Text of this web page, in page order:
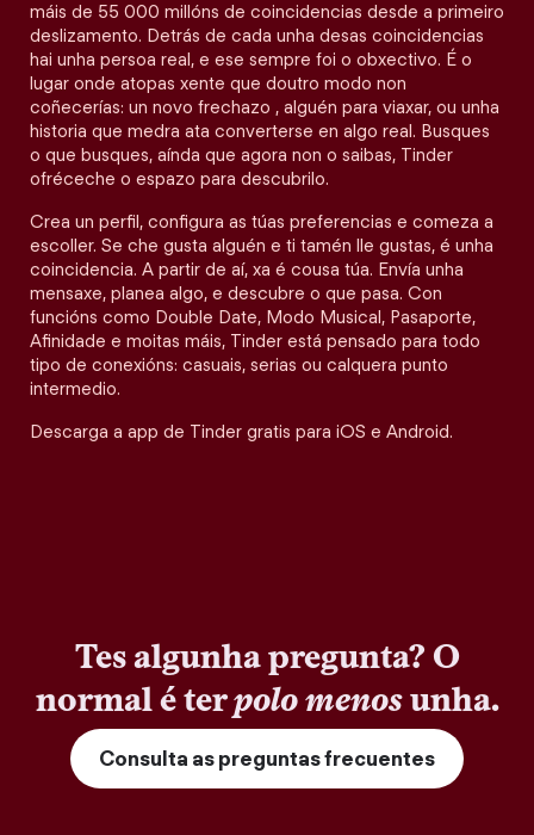
máis de 55 000 millóns de coincidencias desde a primeiro
deslizamento. Detrás de cada unha desas coincidencias
hai unha persoa real, e ese sempre foi o obxectivo. É o
lugar onde atopas xente que doutro modo non
coñecerías: un novo frechazo , alguén para viaxar, ou unha
historia que medra ata converterse en algo real. Busques
o que busques, aínda que agora non o saibas, Tinder
ofréceche o espazo para descubrilo.
Crea un perfil, configura as túas preferencias e comeza a
escoller. Se che gusta alguén e ti tamén lle gustas, é unha
coincidencia. A partir de aí, xa é cousa túa. Envía unha
mensaxe, planea algo, e descubre o que pasa. Con
funcións como Double Date, Modo Musical, Pasaporte,
Afinidade e moitas máis, Tinder está pensado para todo
tipo de conexións: casuais, serias ou calquera punto
intermedio.
Descarga a app de Tinder gratis para iOS e Android.
Tes algunha pregunta? O
normal é terpolo menosunha.
Consulta as preguntas frecuentes